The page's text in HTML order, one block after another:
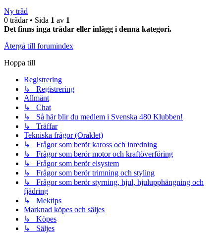
Ny tråd
0 trådar • Sida 1 av 1
Det finns inga trådar eller inlägg i denna kategori.
Återgå till forumindex
Hoppa till
Registrering
↳ Registrering
Allmänt
↳ Chat
↳ Så här blir du medlem i Svenska 480 Klubben!
↳ Träffar
Tekniska frågor (Oraklet)
↳ Frågor som berör kaross och inredning
↳ Frågor som berör motor och kraftöverföring
↳ Frågor som berör elsystem
↳ Frågor som berör trimning och styling
↳ Frågor som berör styrning, hjul, hjulupphängning och
fjädring
↳ Mektips
Marknad köpes och säljes
↳ Köpes
↳ Säljes